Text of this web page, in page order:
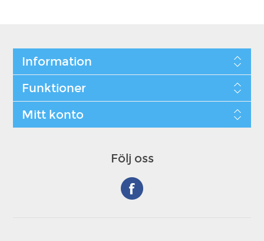
Information
Funktioner
Mitt konto
Följ oss